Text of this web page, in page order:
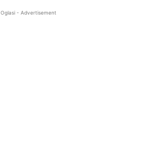
Oglasi - Advertisement